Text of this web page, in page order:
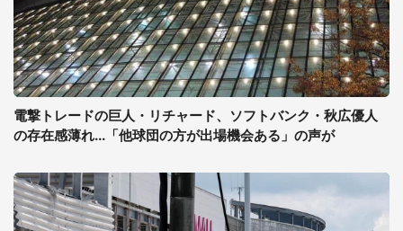
電撃トレードの巨人・リチャード、ソフトバンク・秋広優人
の存在感薄れ...「他球団の方が出場機会ある」の声が